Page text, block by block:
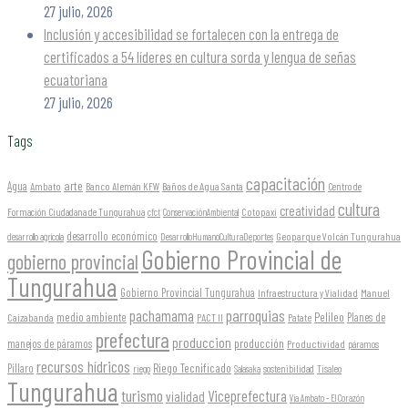
27 julio, 2026
Inclusión y accesibilidad se fortalecen con la entrega de
certificados a 54 líderes en cultura sorda y lengua de señas
ecuatoriana
27 julio, 2026
Tags
Agua Ambato arte Banco Alemán KFW Baños de Agua Santa capacitación Centro de
Formación Ciudadana de Tungurahua cfct ConservaciónAmbiental Cotopaxi creatividad cultura
desarrollo agrícola desarrollo económico DesarrolloHumanoCulturaDeportes Geoparque Volcán Tungurahua
gobierno provincial Gobierno Provincial de
Tungurahua Gobierno Provincial Tungurahua Infraestructura y Vialidad Manuel
Caizabanda medio ambiente pachamama PACT II parroquias Patate Pelileo Planes de
manejos de páramos prefectura produccion producción Productividad páramos
Píllaro recursos hídricos riego Riego Tecnificado Salasaka sostenibilidad Tisaleo
Tungurahua turismo vialidad Viceprefectura Vía Ambato - El Corazón